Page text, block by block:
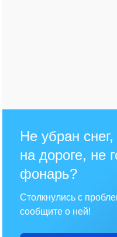
Не убран
на дороге, не
фонарь?
Столкнулись с
сообщите о ней!